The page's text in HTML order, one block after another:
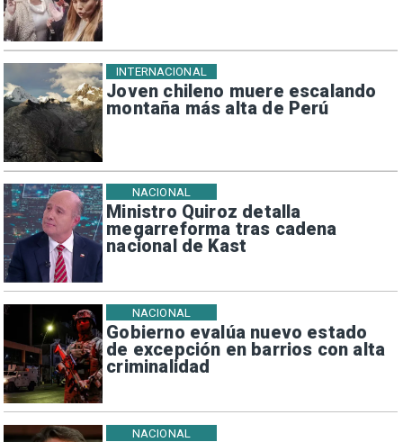
Joven chileno muere escalando
montaña más alta de Perú
INTERNACIONAL
Ministro Quiroz detalla
megarreforma tras cadena
nacional de Kast
NACIONAL
Gobierno evalúa nuevo estado
de excepción en barrios con alta
criminalidad
NACIONAL
NACIONAL